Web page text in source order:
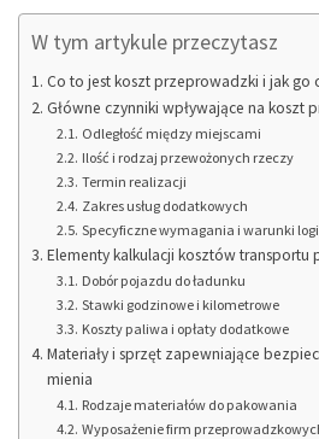
W tym artykule przeczytasz
Co to jest koszt przeprowadzki i jak go
Główne czynniki wpływające na koszt
Odległość między miejscami
Ilość i rodzaj przewożonych rzeczy
Termin realizacji
Zakres usług dodatkowych
Specyficzne wymagania i warunki
Elementy kalkulacji kosztów transportu
Dobór pojazdu do ładunku
Stawki godzinowe i kilometrowe
Koszty paliwa i opłaty dodatkowe
Materiały i sprzęt zapewniające
mienia
Rodzaje materiałów do pakowania
Wyposażenie firm